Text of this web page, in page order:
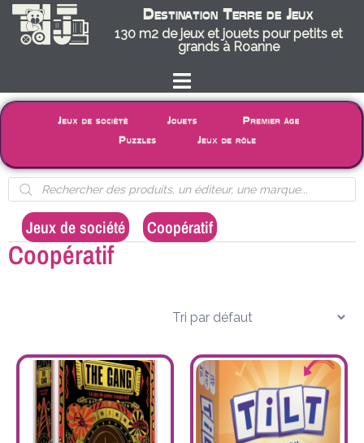
Destination Terre de Jeux
130 m2 de jeux et jouets pour petits et
grands à Roanne
Jeux de société Coopératif
Coopératif